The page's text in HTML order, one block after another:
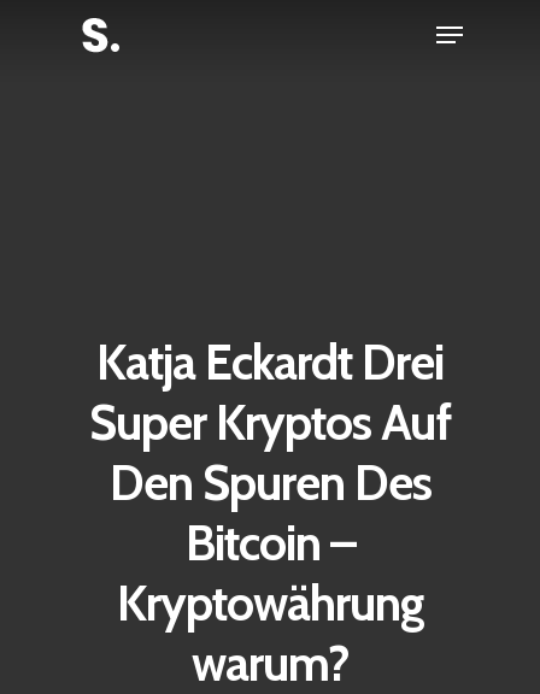
Menu
Katja Eckardt Drei
Super Kryptos Auf
Den Spuren Des
Bitcoin –
Kryptowährung
warum?